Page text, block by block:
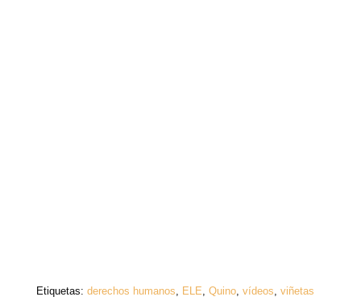
Etiquetas: derechos humanos, ELE, Quino, vídeos, viñetas